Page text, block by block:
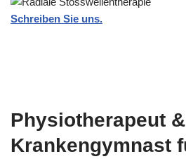
Schreiben Sie uns.
Physiotherapeut &
Krankengymnast